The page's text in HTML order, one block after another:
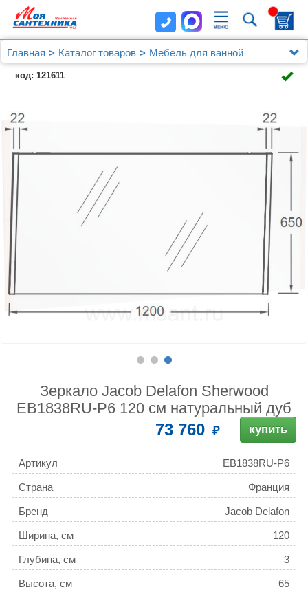
Главная Каталог товаров
Мебель для ванной
Зеркала
Зеркало Jacob Delafon Sherwood EB1838RU-P6 120
код: 121611
Зеркало Jacob Delafon Sherwood
EB1838RU-P6 120 см натуральный дуб
73 760 купить
Артикул EB1838RU-P6
Страна Франция
Бренд Jacob Delafon
Ширина, см 120
Глубина, см 3
Высота, см 65